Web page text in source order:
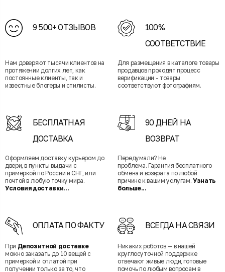
9 500+ ОТЗЫВОВ
Нам доверяют тысячи клиентов на
протяжении долгих лет, как
постоянные клиенты, так и
известные блогеры и стилисты.
100%
СООТВЕТСТВИЕ
Для размещения в каталоге товары
продавцов проходят процесс
верификации - товары
соответствуют фотографиям.
БЕСПЛАТНАЯ
ДОСТАВКА
Оформляем доставку курьером до
двери, в пункты выдачи с
примеркой по России и СНГ, или
почтой в любую точку мира.
Условия доставки...
90 ДНЕЙ НА
ВОЗВРАТ
Передумали? Не
проблема. Гарантия бесплатного
обмена и возврата по любой
причине к вашим услугам. Узнать
больше...
ОПЛАТА ПО ФАКТУ
При Депозитной доставке
можно заказать до 10 вещей с
примеркой и оплатой при
получении только за то, что
ВСЕГДА НА СВЯЗИ
Никаких роботов — в нашей
круглосуточной поддержке
отвечают живые люди, готовые
помочь по любым вопросам в